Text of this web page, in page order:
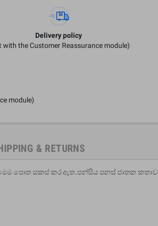
Delivery policy
with the Customer Reassurance module)
module)
& RETURNS
පොත සකස් කර ඇත.පන්සිය පනස් ජාතක කතාව